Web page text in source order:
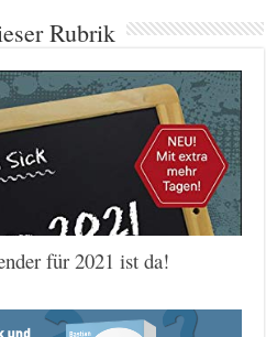
Rubrik
für 2021 ist da!